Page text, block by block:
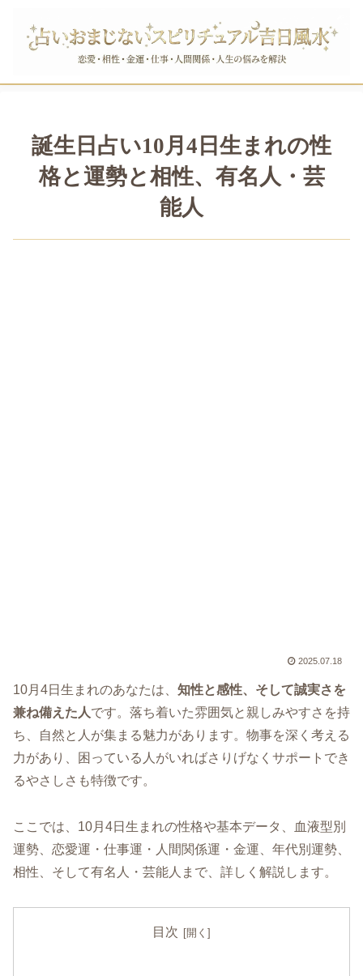
誕生日占い10月4日生まれの性
格と運勢と相性、有名人・芸
能人
2025.07.18
10月4日生まれのあなたは、 知性と感性、そして誠実さを
兼ね備えた人です。落ち着いた雰囲気と親しみやすさを持
ち、自然と人が集まる魅力があります。物事を深く考える
力があり、困っている人がいればさりげなくサポートでき
るやさしさも特徴です。
ここでは、10月4日生まれの性格や基本データ、血液型別
運勢、恋愛運・仕事運・人間関係運・金運、年代別運勢、
相性、そして有名人・芸能人まで、詳しく解説します。
目次